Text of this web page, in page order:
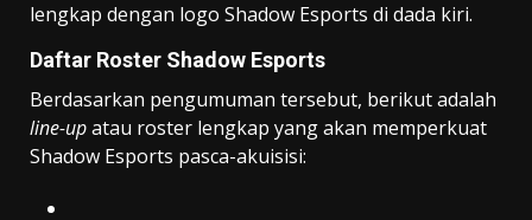
lengkap dengan logo Shadow Esports di dada kiri.
Daftar Roster Shadow Esports
Berdasarkan pengumuman tersebut, berikut adalah
line-upatau roster lengkap yang akan memperkuat
Shadow Esports pasca-akuisisi: